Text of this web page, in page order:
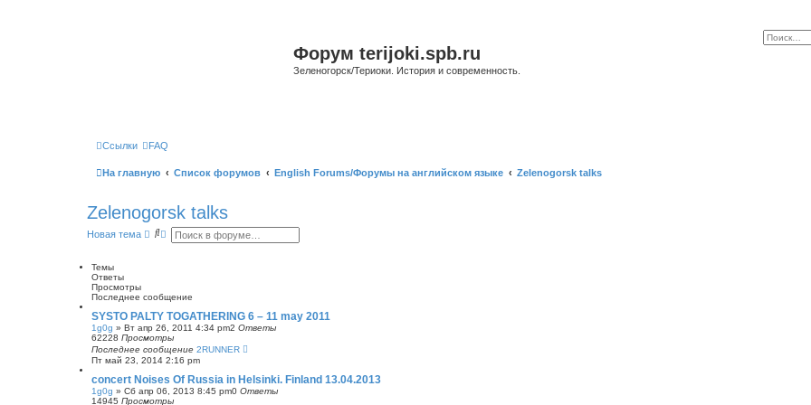
Форум terijoki.spb.ru
Зеленогорск/Териоки. История и современность.
Ссылки FAQ
На главную Список форумов English Forums/Форумы на английском языке Zelenogorsk talks
Zelenogorsk talks
Новая тема
П Р
е
н
ы
й
п
о
с
к
Темы
Ответы
Просмотры
Последнее сообщение
SYSTO PALTY TOGATHERING 6 – 11 may 2011
1g0g » Вт апр 26, 2011 4:34 pm2 Ответы
62228 Просмотры
Последнее сообщение 2RUNNER
Пт май 23, 2014 2:16 pm
concert Noises Of Russia in Helsinki. Finland 13.04.2013
1g0g » Сб апр 06, 2013 8:45 pm0 Ответы
14945 Просмотры